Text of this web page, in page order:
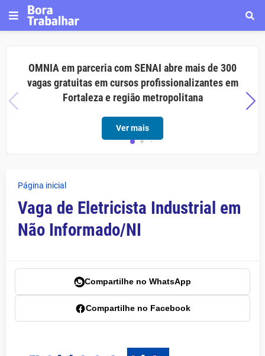
OMNIA em parceria com SENAI abre mais de 300
vagas gratuitas em cursos profissionalizantes em
Fortaleza e região metropolitana
Ver mais
Página inicial
Vaga de Eletricista Industrial em
Não Informado/NI
Compartilhe no WhatsApp
Compartilhe no Facebook